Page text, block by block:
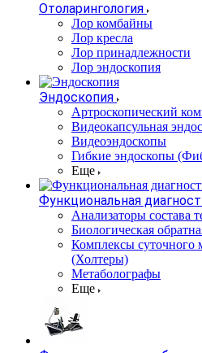
Отоларингология
Лор комбайны
Лор кресла
Лор принадлежности
Лор эндоскопия
Эндоскопия
Артроскопический
Видеокапсульная
Видеоэндоскопы
Гибкие эндоскопы
Еще
Функциональная
Анализаторы состава
Биологическая
Комплексы суточного
(Холтеры)
Метаболографы
Еще